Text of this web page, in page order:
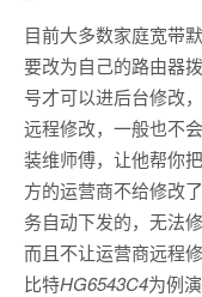
目前大多数家庭宽带
要改为自己的路由器
号才可以进后台修改
远程修改，一般也不
装维师傅，让他帮你
方的运营商不给修改
务自动下发的，无法
而且不让运营商远程
比特HG6543C4为例